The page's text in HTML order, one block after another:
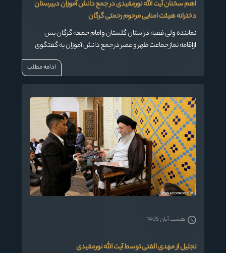
اهم سخنان آیت الله نورمفیدی در جمع دانش آموزان دبیرستان
دخترانه هیئت امنایی مرحوم رحمتی گرگان
نماینده ولی فقیه دراستان گلستان وامام جمعه گرگان پس
ازاقامه نماز جماعت ظهر و عصر در جمع دانش آموزان به گفتگوی
ادامه مطلب
تجلیل از مهدی الفتی توسط آیت الله نورمفیدی
هشت آبان 1405